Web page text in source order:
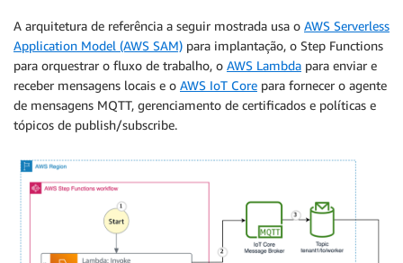
A arquitetura de referência a seguir mostrada usa o AWS Serverless
Application Model (AWS SAM) para implantação, o Step Functions
para orquestrar o fluxo de trabalho, o AWS Lambda para enviar e
receber mensagens locais e o AWS IoT Core para fornecer o agente
de mensagens MQTT, gerenciamento de certificados e políticas e
tópicos de publish/subscribe.